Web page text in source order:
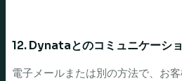
12. Dynataとのコミュニケーショ
電子メールまたは別の方法で、お